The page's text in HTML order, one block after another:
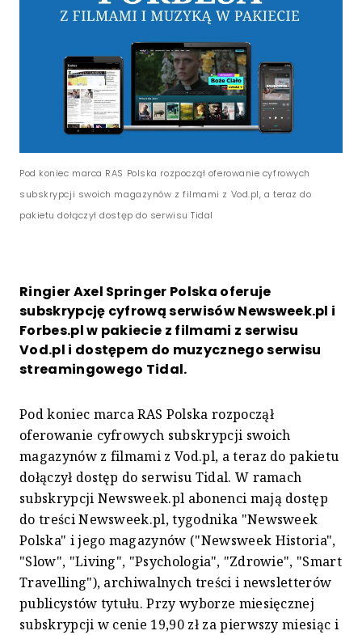
Pod koniec marca RAS Polska rozpoczął oferowanie cyfrowych
subskrypcji swoich magazynów z filmami z Vod.pl, a teraz do
pakietu dołączył dostęp do serwisu Tidal
Ringier Axel Springer Polska oferuje
subskrypcję cyfrową serwisów Newsweek.pl i
Forbes.pl w pakiecie z filmami z serwisu
Vod.pl i dostępem do muzycznego serwisu
streamingowego Tidal.
Pod koniec marca RAS Polska rozpoczął
oferowanie cyfrowych subskrypcji swoich
magazynów z filmami z Vod.pl, a teraz do pakietu
dołączył dostęp do serwisu Tidal. W ramach
subskrypcji Newsweek.pl abonenci mają dostęp
do treści Newsweek.pl, tygodnika "Newsweek
Polska" i jego magazynów ("Newsweek Historia",
"Slow", "Living", "Psychologia", "Zdrowie", "Smart
Travelling"), archiwalnych treści i newsletterów
publicystów tytułu. Przy wyborze miesięcznej
subskrypcji w cenie 19,90 zł za pierwszy miesiąc i